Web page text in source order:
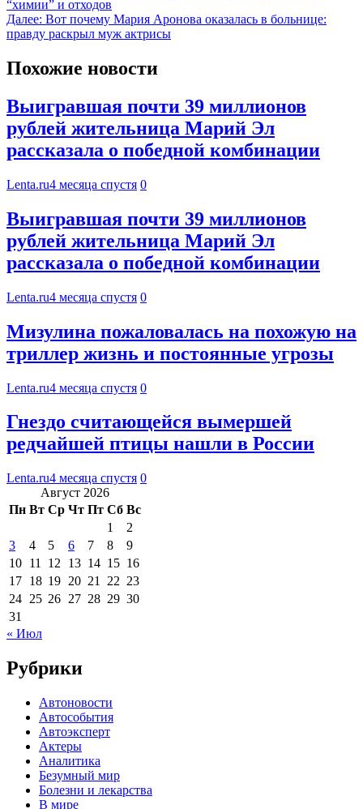
“химии” и отходов
Далее: Вот почему Мария Аронова оказалась в больнице:
правду раскрыл муж актрисы
Похожие новости
Выигравшая почти 39 миллионов
рублей жительница Марий Эл
рассказала о победной комбинации
Lenta.ru4 месяца спустя 0
Выигравшая почти 39 миллионов
рублей жительница Марий Эл
рассказала о победной комбинации
Lenta.ru4 месяца спустя 0
Мизулина пожаловалась на похожую на
триллер жизнь и постоянные угрозы
Lenta.ru4 месяца спустя 0
Гнездо считающейся вымершей
редчайшей птицы нашли в России
Lenta.ru4 месяца спустя 0
Август 2026
Пн Вт Ср Чт Пт Сб Вс
1
2
3
4 5 6 7 8
9
10 11 12 13 14 15 16
17 18 19 20 21 22 23
24 25 26 27 28 29 30
31
« Июл
Рубрики
Автоновости
Автособытия
Автоэксперт
Актеры
Аналитика
Безумный мир
Болезни и лекарства
В мире